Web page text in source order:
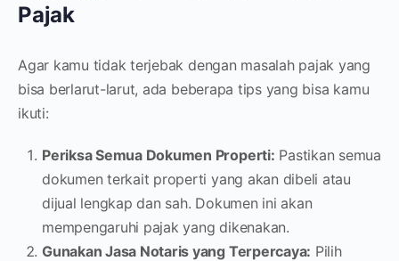
Pajak
Agar kamu tidak terjebak dengan masalah pajak yang
bisa berlarut-larut, ada beberapa tips yang bisa kamu
ikuti:
Periksa Semua Dokumen Properti: Pastikan semua
dokumen terkait properti yang akan dibeli atau
dijual lengkap dan sah. Dokumen ini akan
mempengaruhi pajak yang dikenakan.
Gunakan Jasa Notaris yang Terpercaya: Pilih